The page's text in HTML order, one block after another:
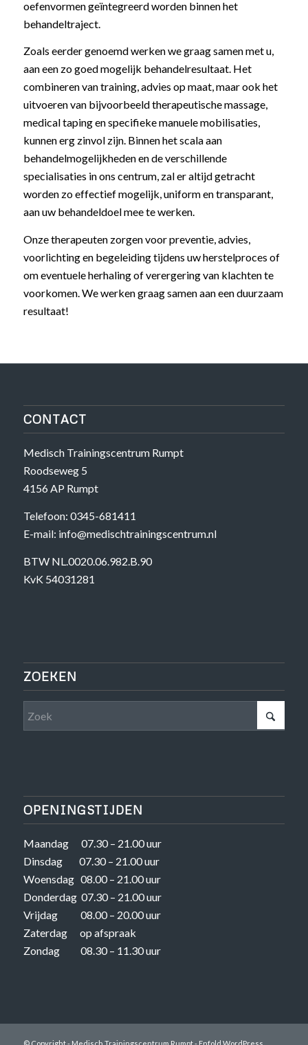
oefenvormen geïntegreerd worden binnen het
behandeltraject.
Zoals eerder genoemd werken we graag samen met u,
aan een zo goed mogelijk behandelresultaat. Het
combineren van training, advies op maat, maar ook het
uitvoeren van bijvoorbeeld therapeutische massage,
medical taping en specifieke manuele mobilisaties,
kunnen erg zinvol zijn. Binnen het scala aan
behandelmogelijkheden en de verschillende
specialisaties in ons centrum, zal er altijd getracht
worden zo effectief mogelijk, uniform en transparant,
aan uw behandeldoel mee te werken.
Onze therapeuten zorgen voor preventie, advies,
voorlichting en begeleiding tijdens uw herstelproces of
om eventuele herhaling of verergering van klachten te
voorkomen. We werken graag samen aan een duurzaam
resultaat!
CONTACT
Medisch Trainingscentrum Rumpt
Roodseweg 5
4156 AP Rumpt
Telefoon: 0345-681411
E-mail: info@medischtrainingscentrum.nl
BTW NL.0020.06.982.B.90
KvK 54031281
ZOEKEN
OPENINGSTIJDEN
Maandag 07.30 – 21.00 uur
Dinsdag 07.30 – 21.00 uur
Woensdag 08.00 – 21.00 uur
Donderdag 07.30 – 21.00 uur
Vrijdag 08.00 – 20.00 uur
Zaterdag op afspraak
Zondag 08.30 – 11.30 uur
© Copyright - Medisch Trainingscentrum Rumpt- Enfold WordPress